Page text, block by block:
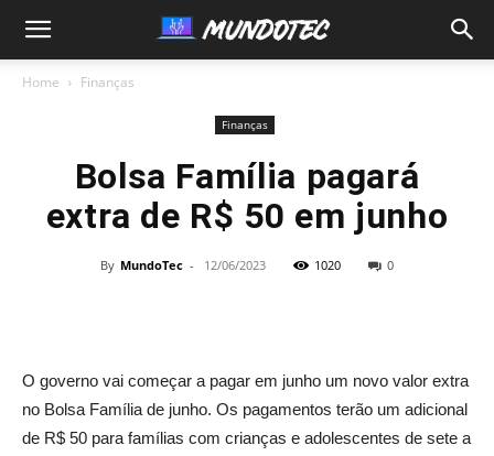
MundoTec
Home Finanças
Finanças
Bolsa Família pagará
extra de R$ 50 em junho
By MundoTec - 12/06/2023 1020 0
O governo vai começar a pagar em junho um novo valor extra
no Bolsa Família de junho. Os pagamentos terão um adicional
de R$ 50 para famílias com crianças e adolescentes de sete a